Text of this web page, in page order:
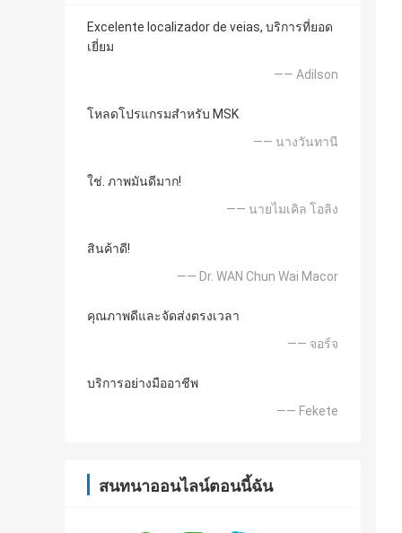
Excelente localizador de veias, บริการที่ยอด
เยี่ยม
—— Adilson
โหลดโปรแกรมสำหรับ MSK
—— นางวันทานี
ใช่. ภาพมันดีมาก!
—— นายไมเคิล โอลิง
สินค้าดี!
—— Dr. WAN Chun Wai Macor
คุณภาพดีและจัดส่งตรงเวลา
—— จอร์จ
บริการอย่างมืออาชีพ
—— Fekete
สนทนาออนไลน์ตอนนี้ฉัน